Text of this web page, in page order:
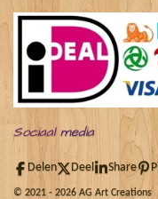
Sociaalmedia
Delen Deel Share
© 2021 - 2026 AG Art Creations